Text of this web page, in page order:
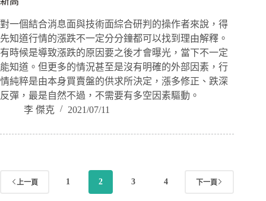
對一個結合消息面與技術面綜合研判的操作者來說，得
先知道行情的漲跌不一定分分鐘都可以找到理由解釋。
有時候是導致漲跌的原因要之後才會曝光，當下不一定
能知道。但更多的情況甚至是沒有明確的外部因素，行
情純粹是由本身買賣盤的供求所決定，漲多修正、跌深
反彈，最是自然不過，不需要有多空因素驅動。
李 傑克
2021/07/11
上一頁 1 2 3 4 下一頁